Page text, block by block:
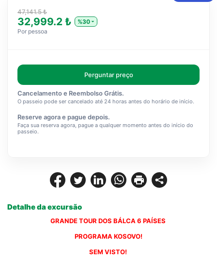
Detalhe da excursão
GRANDE TOUR DOS BÁLCA 6 PAÍSES
PROGRAMA KOSOVO!
SEM VISTO!
47,141.5 ₺
32,999.2 ₺
%30
Por pessoa
Perguntar preço
Cancelamento e Reembolso Grátis.
O passeio pode ser cancelado até 24 horas antes do horário de início.
Reserve agora e pague depois.
Faça sua reserva agora, pague a qualquer momento antes do início do
passeio.